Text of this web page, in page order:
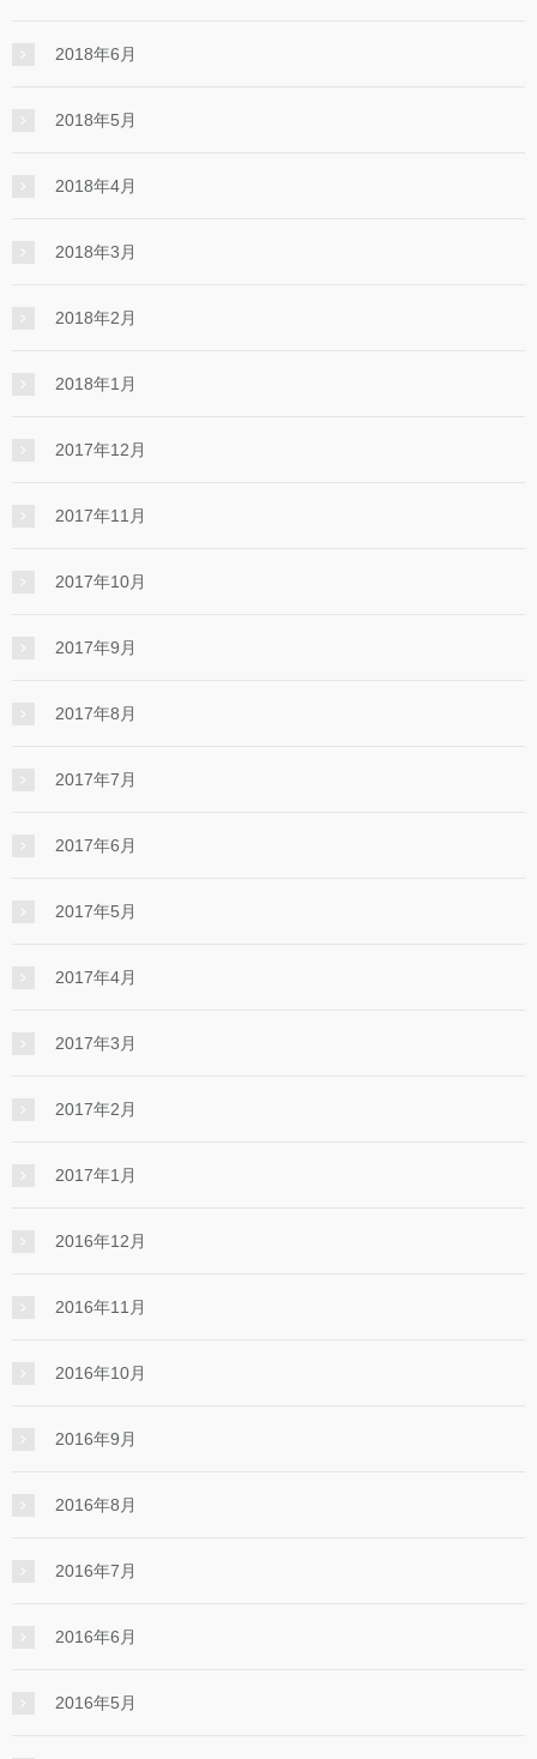
2018年6月
2018年5月
2018年4月
2018年3月
2018年2月
2018年1月
2017年12月
2017年11月
2017年10月
2017年9月
2017年8月
2017年7月
2017年6月
2017年5月
2017年4月
2017年3月
2017年2月
2017年1月
2016年12月
2016年11月
2016年10月
2016年9月
2016年8月
2016年7月
2016年6月
2016年5月